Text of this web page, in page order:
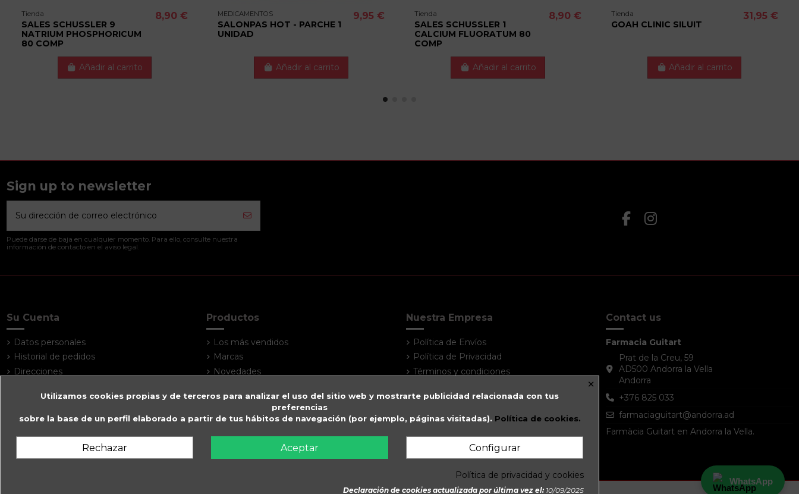
Tienda
SALES SCHUSSLER 9
NATRIUM PHOSPHORICUM
80 COMP
8,90 €
Añadir al carrito
MEDICAMENTOS
SALONPAS HOT - PARCHE 1
UNIDAD
9,95 €
Añadir al carrito
Tienda
SALES SCHUSSLER 1
CALCIUM FLUORATUM 80
COMP
8,90 €
Añadir al carrito
Tienda
GOAH CLINIC SILUIT
31,95 €
Añadir al carrito
Sign up to newsletter
Puede darse de baja en cualquier momento. Para ello, consulte nuestra
información de contacto en el aviso legal.
Su Cuenta
Datos personales
Historial de pedidos
Direcciones
Productos
Los más vendidos
Marcas
Novedades
Nuestra Empresa
Política de Envíos
Política de Privacidad
Términos y condiciones
Contacte con nosotros
Mapa del sitio
Contact us
Farmacia Guitart
Prat de la Creu, 59
AD500 Andorra la Vella
Andorra
+376 825 033
farmaciaguitart@andorra.ad
Farmàcia Guitart en Andorra la Vella.
WhatsApp
×
Utilizamos cookies propias y de terceros para analizar el uso del sitio web y mostrarte publicidad relacionada con tus
preferencias
sobre la base de un perfil elaborado a partir de tus hábitos de navegación (por ejemplo, páginas visitadas). Política de cookies.
Rechazar Aceptar Configurar
Política de privacidad y cookies
Declaración de cookies actualizada por última vez el:10/09/2025